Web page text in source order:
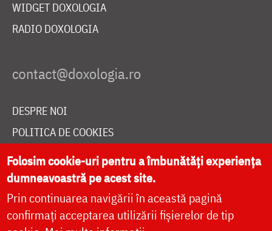
WIDGET DOXOLOGIA
RADIO DOXOLOGIA
DESPRE NOI
POLITICA DE COOKIES
DONEAZĂ ONLINE PENTRU CATEDRALA NAȚIONALĂ
LIVE
Folosim cookie-uri pentru a îmbunătăți experiența
dumneavoastră pe acest site.
Prin continuarea navigării în această pagină
confirmați acceptarea utilizării fișierelor de tip